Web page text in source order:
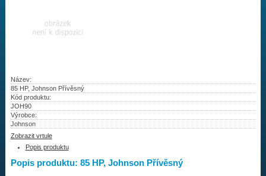
Najít vrtuli
Vrtule
Redukční pouzdra XHS
Kontakty
Aktuality
Název:
85 HP, Johnson Přívěsný
Kód produktu:
JOH90
Výrobce:
Johnson
Zobrazit vrtule
Popis produktu
Popis produktu: 85 HP, Johnson Přívěsný